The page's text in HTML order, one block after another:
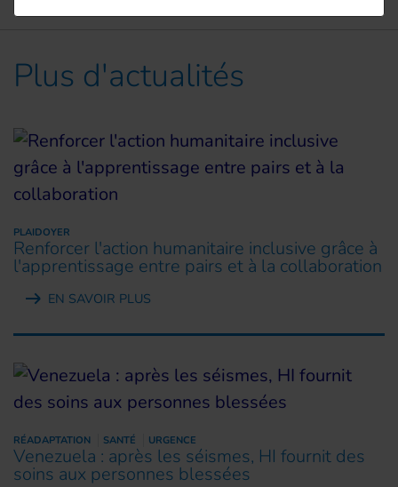
Plus d'actualités
PLAIDOYER
Renforcer l'action humanitaire inclusive grâce à
l'apprentissage entre pairs et à la collaboration
EN SAVOIR PLUS
RÉADAPTATION SANTÉ URGENCE
Venezuela : après les séismes, HI fournit des
soins aux personnes blessées